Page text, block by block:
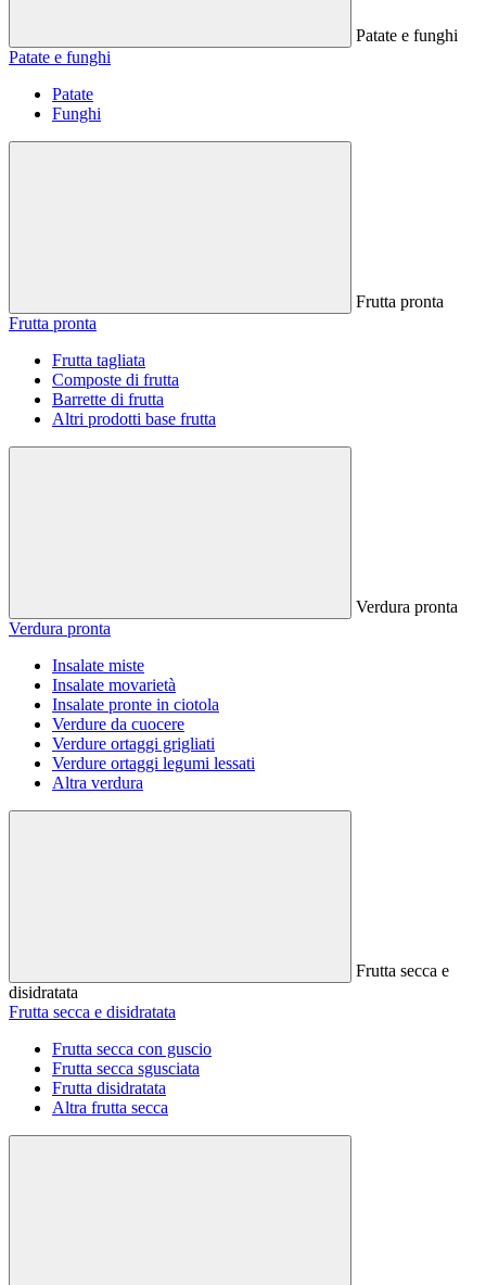
Patate e funghi
Patate e funghi
Patate
Funghi
Frutta pronta
Frutta pronta
Frutta tagliata
Composte di frutta
Barrette di frutta
Altri prodotti base frutta
Verdura pronta
Verdura pronta
Insalate miste
Insalate movarietà
Insalate pronte in ciotola
Verdure da cuocere
Verdure ortaggi grigliati
Verdure ortaggi legumi lessati
Altra verdura
Frutta secca e
disidratata
Frutta secca e disidratata
Frutta secca con guscio
Frutta secca sgusciata
Frutta disidratata
Altra frutta secca